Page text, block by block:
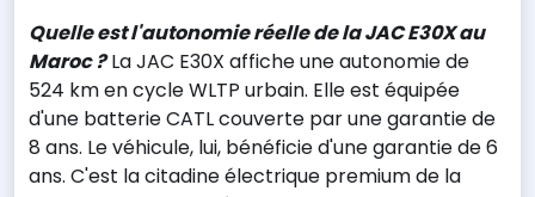
Quelle est l'autonomie réelle de la JAC E30X au
Maroc ?La JAC E30X affiche une autonomie de
524 km en cycle WLTP urbain. Elle est équipée
d'une batterie CATL couverte par une garantie de
8 ans. Le véhicule, lui, bénéficie d'une garantie de 6
ans. C'est la citadine électrique premium de la